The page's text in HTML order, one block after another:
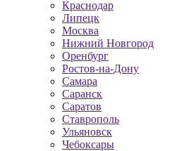
Краснодар
Липецк
Москва
Нижний Новгород
Оренбург
Ростов-на-Дону
Самара
Саранск
Саратов
Ставрополь
Ульяновск
Чебоксары